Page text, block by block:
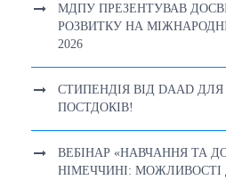
МДПУ ПРЕЗЕНТУВАВ
РОЗВИТКУ НА
2026
СТИПЕНДІЯ ВІД DAAD ДЛЯ
ПОСТДОКІВ!
ВЕБІНАР «НАВЧАННЯ ТА
НІМЕЧЧИНІ: МОЖЛИВОСТІ